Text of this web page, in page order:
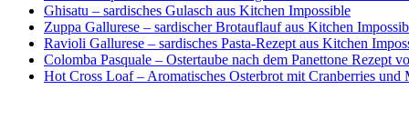
Ghisatu – sardisches Gulasch aus Kitchen Impossible
Zuppa Gallurese – sardischer Brotauflauf aus Kitchen
Ravioli Gallurese – sardisches Pasta-Rezept aus Kitchen
Colomba Pasquale – Ostertaube nach dem Panettone Rezept
Hot Cross Loaf – Aromatisches Osterbrot mit Cranberries und